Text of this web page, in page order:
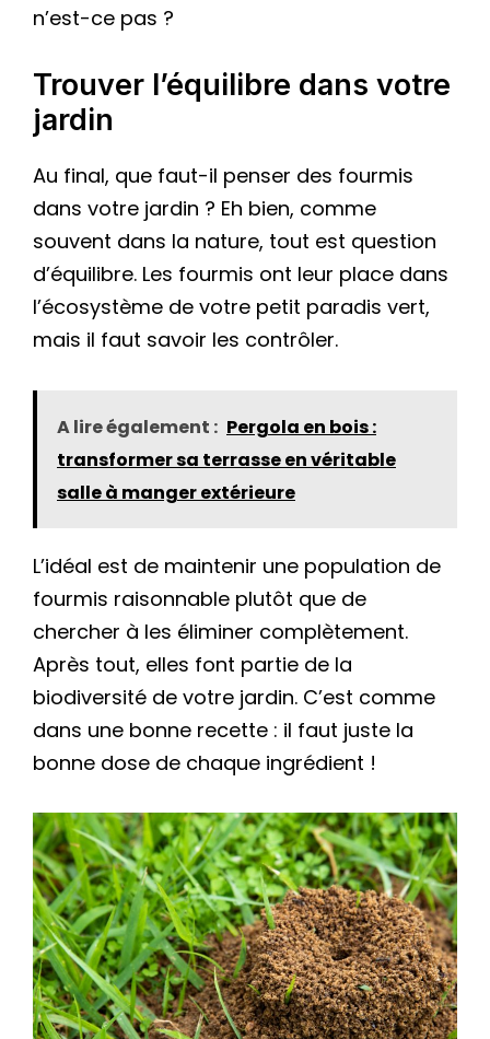
n’est-ce pas ?
Trouver l’équilibre dans votre
jardin
Au final, que faut-il penser des fourmis
dans votre jardin ? Eh bien, comme
souvent dans la nature, tout est question
d’équilibre. Les fourmis ont leur place dans
l’écosystème de votre petit paradis vert,
mais il faut savoir les contrôler.
A lire également : Pergola en bois :
transformer sa terrasse en véritable
salle à manger extérieure
L’idéal est de maintenir une population de
fourmis raisonnable plutôt que de
chercher à les éliminer complètement.
Après tout, elles font partie de la
biodiversité de votre jardin. C’est comme
dans une bonne recette : il faut juste la
bonne dose de chaque ingrédient !